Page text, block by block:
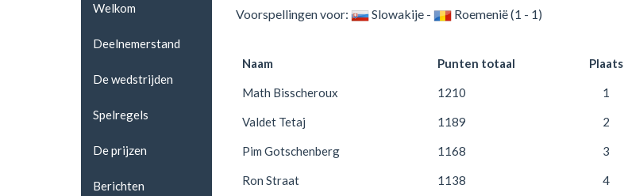
Welkom
Deelnemerstand
De wedstrijden
Spelregels
De prijzen
Berichten
Voorspellingen voor: Slowakije - Roemenië (1 - 1)
Naam Punten totaal Plaats
Math Bisscheroux 1210 1
Valdet Tetaj 1189 2
Pim Gotschenberg 1168 3
Ron Straat 1138 4